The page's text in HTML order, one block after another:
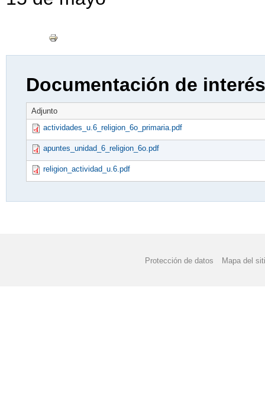
Documentación de
Adjunto
actividades_u.6_religion_6o_primaria.pdf
apuntes_unidad_6_religion_6o.pdf
religion_actividad_u.6.pdf
Protección de datos Mapa del